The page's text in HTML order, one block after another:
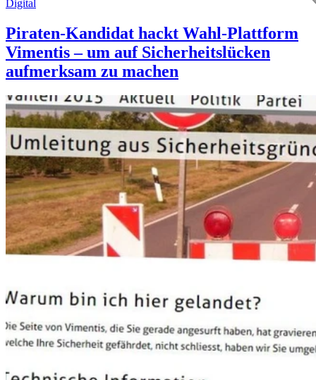
Digital
Piraten-Kandidat hackt Wahl-Plattform
Vimentis – um auf Sicherheitslücken
aufmerksam zu machen